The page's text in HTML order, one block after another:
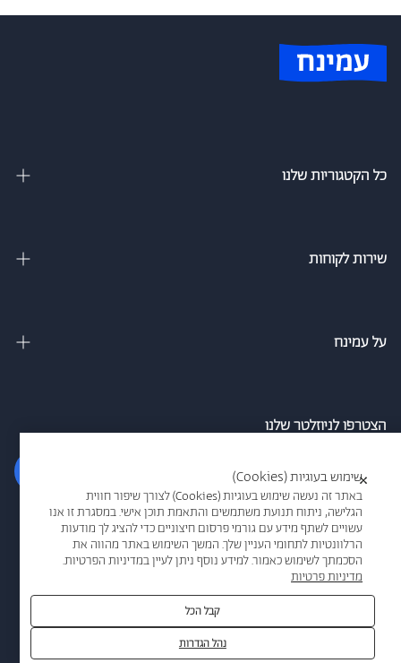
שימוש בעוגיות (Cookies)
באתר זה נעשה שימוש בעוגיות (Cookies) לצורך שיפור חווית
הגלישה, ניתוח תנועת משתמשים והתאמת תוכן אישי. במסגרת זו אנו
עשויים לשתף מידע עם גורמי פרסום חיצוניים כדי להציג לך מודעות
הרלוונטיות לתחומי העניין שלך. המשך השימוש באתר מהווה את
הסכמתך לשימוש כאמור. למידע נוסף ניתן לעיין במדיניות הפרטיות.
מדיניות פרטיות
נהל הגדרות
קבל הכל
×
כל הקטגוריות שלנו
מיטה וחצי
כריות
שירות לקוחות
מדיניות משלוחים
תקנון אתר
תקנון מבצעים
ביטול הזמנה
שאלות תשובות
על עמינח
מגזין
עמינח מדיק
אמריקן קומפורט
עמינח משווקים
אדריכלים
הצטרפו לניוזלטר שלנו
אני מאשר/ת קבלת דיוור ו/או מידע פרסומי בדוא"ל/או במסרונים מרשת
עמינח